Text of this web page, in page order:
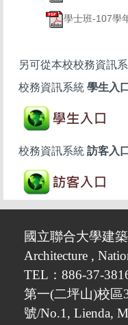
學士班-107學
另可從本校校務資訊
校務資訊系統 學生入口
校務資訊系統 訪客入口
國立聯合大學建
Architecture ,
TEL：886-37-
第一(二坪山)校區
號/No.1, Lienda,